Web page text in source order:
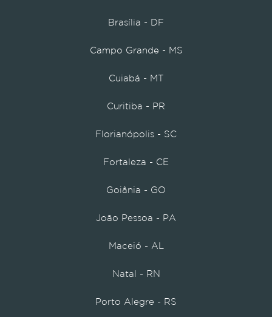
Brasília - DF
Campo Grande - MS
Cuiabá - MT
Curitiba - PR
Florianópolis - SC
Fortaleza - CE
Goiânia - GO
João Pessoa - PA
Maceió - AL
Natal - RN
Porto Alegre - RS